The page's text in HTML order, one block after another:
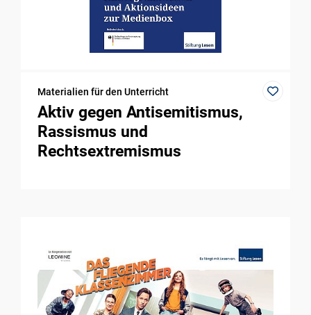
Materialien für den Unterricht
Aktiv gegen Antisemitismus,
Rassismus und
Rechtsextremismus